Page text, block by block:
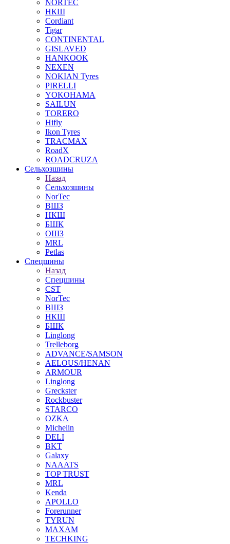
NORTEС
НКШ
Cordiant
Tigar
CONTINENTAL
GISLAVED
HANKOOK
NEXEN
NOKIAN Tyres
PIRELLI
YOKOHAMA
SAILUN
TORERO
Hifly
Ikon Tyres
TRACMAX
RoadX
ROADCRUZA
Сельхозшины
Назад
Сельхозшины
NorTec
ВШЗ
НКШ
БШК
ОШЗ
MRL
Petlas
Спецшины
Назад
Спецшины
CST
NorTec
ВШЗ
НКШ
БШК
Linglong
Trelleborg
ADVANCE/SAMSON
AELOUS/HENAN
ARMOUR
Linglong
Greckster
Rockbuster
STARCO
OZKA
Michelin
DELI
BKT
Galaxy
NAAATS
TOP TRUST
MRL
Kenda
APOLLO
Forerunner
TYRUN
MAXAM
TECHKING